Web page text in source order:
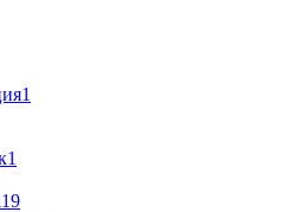
1
1
19